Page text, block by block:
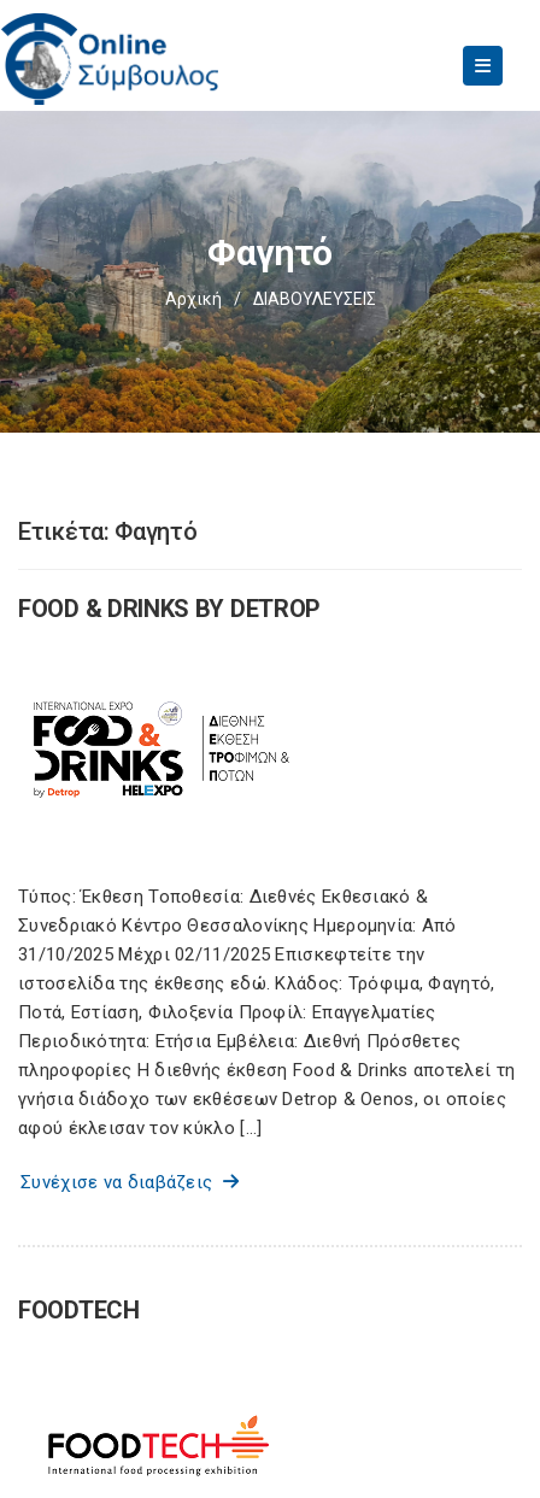
Φαγητό
Αρχική / ΔΙΑΒΟΥΛΕΥΣΕΙΣ
Ετικέτα: Φαγητό
FOOD & DRINKS BY DETROP
Τύπος: Έκθεση Τοποθεσία: Διεθνές Εκθεσιακό &
Συνεδριακό Κέντρο Θεσσαλονίκης Ημερομηνία: Από
31/10/2025 Μέχρι 02/11/2025 Επισκεφτείτε την
ιστοσελίδα της έκθεσης εδώ. Κλάδος: Τρόφιμα, Φαγητό,
Ποτά, Εστίαση, Φιλοξενία Προφίλ: Επαγγελματίες
Περιοδικότητα: Ετήσια Εμβέλεια: Διεθνή Πρόσθετες
πληροφορίες Η διεθνής έκθεση Food & Drinks αποτελεί τη
γνήσια διάδοχο των εκθέσεων Detrop & Oenos, οι οποίες
αφού έκλεισαν τον κύκλο […]
Συνέχισε να διαβάζεις
FOODTECH